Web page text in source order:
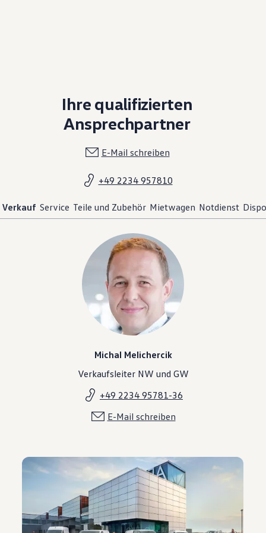
Ihre qualifizierten
Ansprechpartner
E-Mail schreiben
+49 2234 957810
Verkauf Service Teile und Zubehör Mietwagen Notdienst
Michal Melichercik
Verkaufsleiter NW und GW
+49 2234 95781-36
E-Mail schreiben